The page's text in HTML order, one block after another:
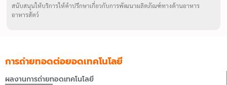
สนับสนุนให้บริการให้คำปรึกษาเกี่ยวกับการพัฒนาผลิตภัณฑ์ทางด้านอาหาร
อาหารสัตว์
การถ่ายทอดต่อยอดเทคโนโลยี
ผลงานการถ่ายทอดเทคโนโลยี